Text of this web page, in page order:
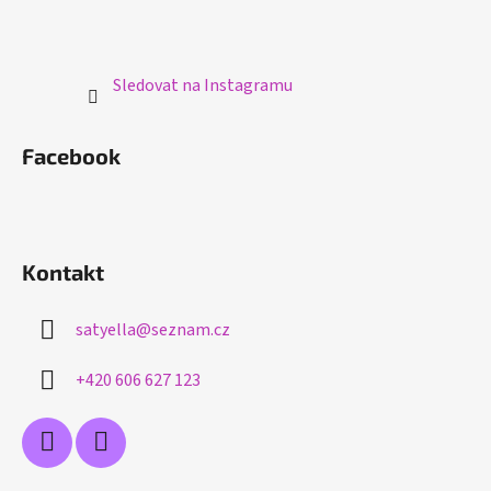
Sledovat na Instagramu
Facebook
Kontakt
satyella@seznam.cz
+420 606 627 123